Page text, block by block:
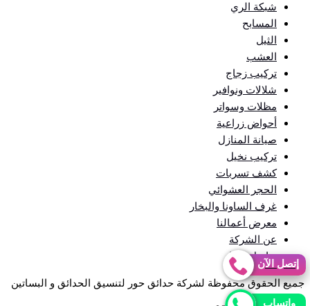
شبكة الري
المسابح
الثيل
العشب
تركيب زجاج
شلالات ونوافير
مظلات وسواتر
أحواض زراعية
صيانة المنازل
تركيب نخيل
كشف تسربات
الحجر العشوائي
غرف الساونا والبخار
معرض أعمالنا
عن الشركة
تواصل معنا
جميع الحقوق محفوظة لشركة حدائق حور لتنسيق الحدائق و البساتين
إتصل الآن
واتساب